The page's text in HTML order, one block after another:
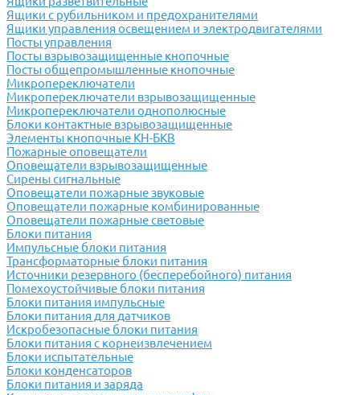
Ящики с рубильником и предохранителями
Ящики управления освещением и электродвигателями
Посты управления
Посты взрывозащищенные кнопочные
Посты общепромышленные кнопочные
Микропереключатели
Микропереключатели взрывозащищенные
Микропереключатели однополюсные
Блоки контактные взрывозащищенные
Элементы кнопочные КН-БКВ
Пожарные оповещатели
Оповещатели взрывозащищенные
Сирены сигнальные
Оповещатели пожарные звуковые
Оповещатели пожарные комбинированные
Оповещатели пожарные световые
Блоки питания
Импульсные блоки питания
Трансформаторные блоки питания
Источники резервного (бесперебойного) питания
Помехоустойчивые блоки питания
Блоки питания импульсные
Блоки питания для датчиков
Искробезопасные блоки питания
Блоки питания с корнеизвлечением
Блоки испытательные
Блоки конденсаторов
Блоки питания и заряда